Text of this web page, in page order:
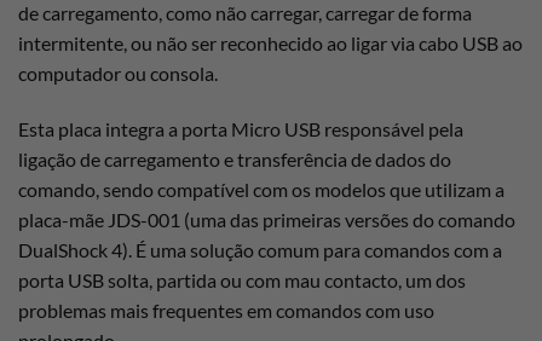
de carregamento, como não carregar, carregar de forma
intermitente, ou não ser reconhecido ao ligar via cabo USB ao
computador ou consola.
Esta placa integra a porta Micro USB responsável pela
ligação de carregamento e transferência de dados do
comando, sendo compatível com os modelos que utilizam a
placa-mãe JDS-001 (uma das primeiras versões do comando
DualShock 4). É uma solução comum para comandos com a
porta USB solta, partida ou com mau contacto, um dos
problemas mais frequentes em comandos com uso